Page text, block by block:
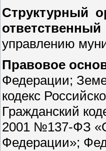
Структурный
управлению
Правовое
Федерации;
кодекс
Гражданский
2001 №137-ФЗ «О
Федерации»;